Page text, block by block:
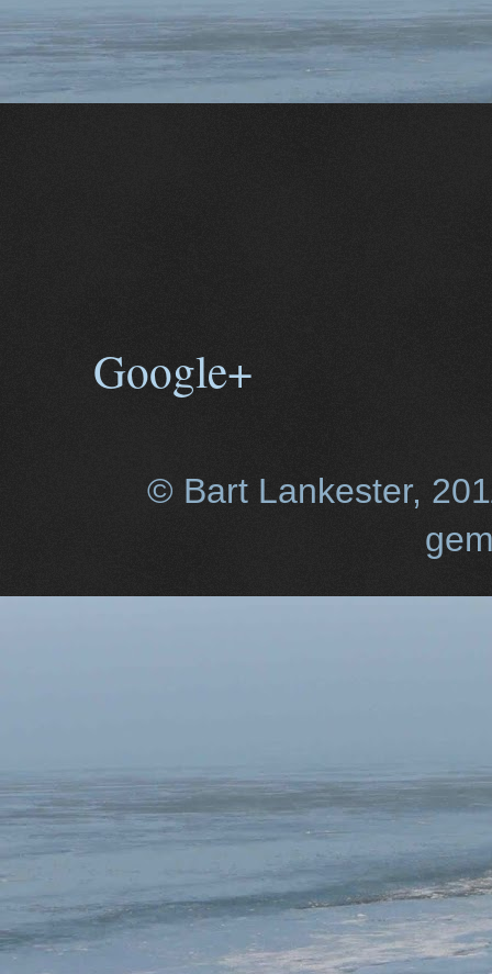
Google+
© Bart Lankester,